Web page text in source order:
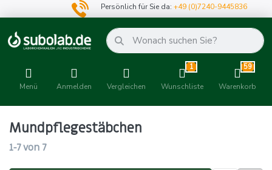
Persönlich für Sie da:+49 (0)7240-9445836
Menü Anmelden Vergleichen
1
Wunschliste
59
Warenkorb
Mundpflegestäbchen
1-7von 7